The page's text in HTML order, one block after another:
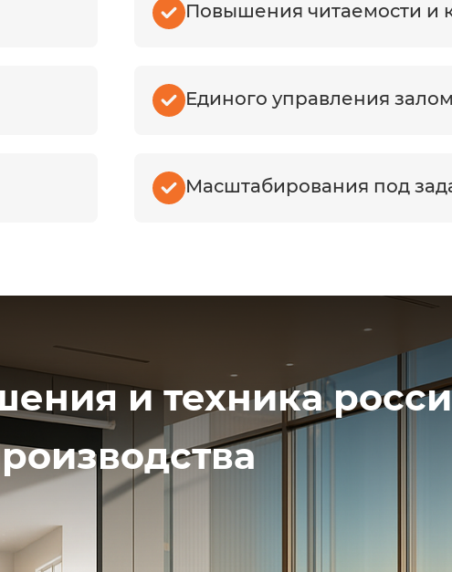
Повышения читаемости и
Единого управления залом
Масштабирования под
и техника